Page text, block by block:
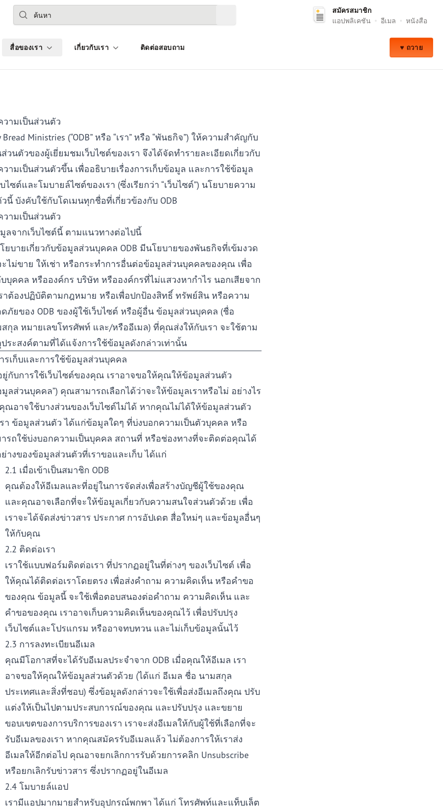
ค้นหา
สมัครสมาชิก
แอปพลิเคชัน อีเมล หนังสือ
สื่อของเรา เกี่ยวกับเรา ติดต่อสอบถาม ♥ ถวาย
ามเป็นส่วนตัว
Bread Ministries (“ODB” หรือ “เรา” หรือ “พันธกิจ”) ให้ความสำคัญกับ
วนตัวของผู้เยี่ยมชมเว็บไซต์ของเรา จึงได้จัดทำรายละเอียดเกี่ยวกับ
ามเป็นส่วนตัวขึ้น เพื่ออธิบายเรื่องการเก็บข้อมูล และการใช้ข้อมูล
ไซต์และโมบายล์ไซต์ของเรา (ซึ่งเรียกว่า “เว็บไซต์”) นโยบายความ
นี้ บังคับใช้กับโดเมนทุกชื่อที่เกี่ยวข้องกับ ODB
ามเป็นส่วนตัว
ลจากเว็บไซต์นี้ ตามแนวทางต่อไปนี้
ยบายเกี่ยวกับข้อมูลส่วนบุคคล ODB มีนโยบายของพันธกิจที่เข้มงวด
ไม่ขาย ให้เช่า หรือกระทำการอื่นต่อข้อมูลส่วนบุคคลของคุณ เพื่อ
บุคคล หรือองค์กร บริษัท หรือองค์กรที่ไม่แสวงหากำไร นอกเสียจาก
าต้องปฏิบัติตามกฎหมาย หรือเพื่อปกป้องสิทธิ์ ทรัพย์สิน หรือความ
ภัยของ ODB ของผู้ใช้เว็บไซต์ หรือผู้อื่น ข้อมูลส่วนบุคคล (ชื่อ
กุล หมายเลขโทรศัพท์ และ/หรืออีเมล) ที่คุณส่งให้กับเรา จะใช้ตาม
ระสงค์ตามที่ได้แจ้งการใช้ข้อมูลดังกล่าวเท่านั้น
รเก็บและการใช้ข้อมูลส่วนบุคคล
กับการใช้เว็บไซต์ของคุณ เราอาจขอให้คุณให้ข้อมูลส่วนตัว
มูลส่วนบุคคล”) คุณสามารถเลือกได้ว่าจะให้ข้อมูลเราหรือไม่ อย่างไร
ณอาจใช้บางส่วนของเว็บไซต์ไม่ได้ หากคุณไม่ได้ให้ข้อมูลส่วนตัว
า ข้อมูลส่วนตัว ได้แก่ข้อมูลใดๆ ที่บ่งบอกความเป็นตัวบุคคล หรือ
รถใช้บ่งบอกความเป็นบุคคล สถานที่ หรือช่องทางที่จะติดต่อคุณได้
างของข้อมูลส่วนตัวที่เราขอและเก็บ ได้แก่
2.1 เมื่อเข้าเป็นสมาชิก ODB
คุณต้องให้อีเมลและที่อยู่ในการจัดส่งเพื่อสร้างบัญชีผู้ใช้ของคุณ
และคุณอาจเลือกที่จะให้ข้อมูลเกี่ยวกับความสนใจส่วนตัวด้วย เพื่อ
เราจะได้จัดส่งข่าวสาร ประกาศ การอัปเดต สื่อใหม่ๆ และข้อมูลอื่นๆ
ให้กับคุณ
2.2 ติดต่อเรา
เราใช้แบบฟอร์มติดต่อเรา ที่ปรากฏอยู่ในที่ต่างๆ ของเว็บไซต์ เพื่อ
ให้คุณได้ติดต่อเราโดยตรง เพื่อส่งคำถาม ความคิดเห็น หรือคำขอ
ของคุณ ข้อมูลนี้ จะใช้เพื่อตอบสนองต่อคำถาม ความคิดเห็น และ
คำขอของคุณ เราอาจเก็บความคิดเห็นของคุณไว้ เพื่อปรับปรุง
เว็บไซต์และโปรแกรม หรืออาจทบทวน และไม่เก็บข้อมูลนั้นไว้
2.3 การลงทะเบียนอีเมล
คุณมีโอกาสที่จะได้รับอีเมลประจำจาก ODB เมื่อคุณให้อีเมล เรา
อาจขอให้คุณให้ข้อมูลส่วนตัวด้วย (ได้แก่ อีเมล ชื่อ นามสกุล
ประเทศและสิ่งที่ชอบ) ซึ่งข้อมูลดังกล่าวจะใช้เพื่อส่งอีเมลถึงคุณ ปรับ
แต่งให้เป็นไปตามประสบการณ์ของคุณ และปรับปรุง และขยาย
ขอบเขตของการบริการของเรา เราจะส่งอีเมลให้กับผู้ใช้ที่เลือกที่จะ
รับอีเมลของเรา หากคุณสมัครรับอีเมลแล้ว ไม่ต้องการให้เราส่ง
อีเมลให้อีกต่อไป คุณอาจยกเลิกการรับด้วยการคลิก Unsubscribe
หรือยกเลิกรับข่าวสาร ซึ่งปรากฏอยู่ในอีเมล
2.4 โมบายล์แอป
เรามีแอปมากมายสำหรับอุปกรณ์พกพา ได้แก่ โทรศัพท์และแท็บเล็ต